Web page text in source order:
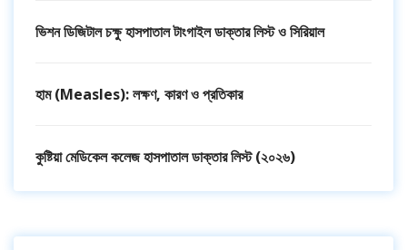
ভিশন ডিজিটাল চক্ষু হাসপাতাল টাংগাইল ডাক্তার লিস্ট ও সিরিয়াল
হাম (Measles): লক্ষণ, কারণ ও প্রতিকার
কুষ্টিয়া মেডিকেল কলেজ হাসপাতাল ডাক্তার লিস্ট (২০২৬)